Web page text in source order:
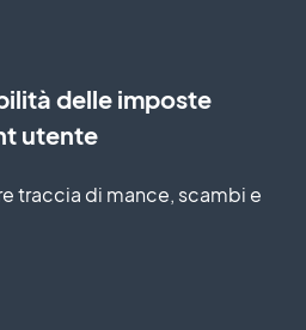
delle imposte
utente
traccia di mance, scambi e